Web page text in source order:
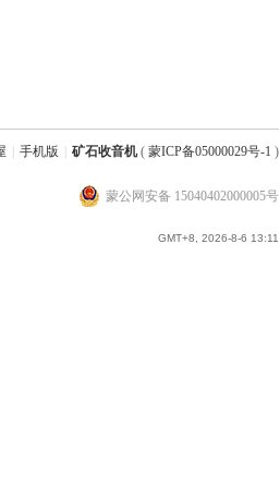
手机版 矿石收音机( 蒙ICP备05000029号-1 )
蒙公网安备 15040402000005号
GMT+8, 2026-8-6 13:11